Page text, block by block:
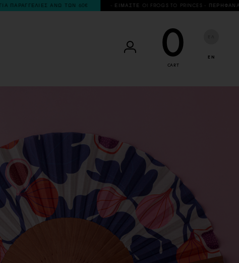
- ΕΙΜΑΣΤΕ OI FROGS TO PRINCES - ΠΕΡΗΦΑΝΑ ΔΗΜΙΟΥΡΓΟΥΜΕ ΠΡΟΙΟΝΤΑ
0
CART
EN